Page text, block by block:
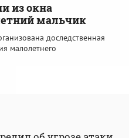
из окна
мальчик
доследственная
малолетнего